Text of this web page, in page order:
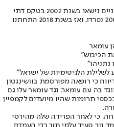
לעומאר שלושה ילדים עם בעלה. השניים נישאו בשנת 2002 בטקס דתי
(כלומר ללא רישום רשמי), ובשנת 2008 נפרדו, ואז בשנת 2018 התחתנו
עומאר
הכיבוש"
לשלילת הלגיטימיות של ישראל"
כי רופאה מפורסמת בוושינגטון
בה עם עומאר. נגד עומאר עלו גם
תרומות שהיו מיועדים לקמפיין
כי לאחר הפרידה שלה מהירסי